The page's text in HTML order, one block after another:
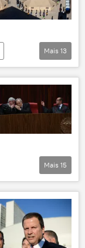
Mais 13
Mais 15